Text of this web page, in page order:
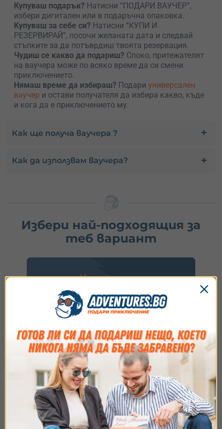
Купуваш подарък? Натисни “ПОДАРИ ВАУЧЕР”,
избери дигитален или в подаръчна опаковка.
Kупуваш за себе си? Натисни “КУПИ И
РЕЗЕРВИРАЙ”, посочи желаната дата и следвай
стъпките за да потъврдиш твоята резервация.
Чудиш се какво да подариш? Споко, притежателят
на ваучера може по всяко време да си смени
приключението.
Нямаш време да избираш? Подари универсален
ваучер и остави получателя да избира какво, къде
и кога да е приключението му.
Как ще получа ваучера ?
Как да използвам ваучера?
Избери най-подходящия за
теб вариант
Купи ваучер
Избери ваучер
Добави опаковка
3. Напиши пожелание
Идеално за подарък или ако искаш да заявиш
резервация после.
Виж опциите
Съгласие Подробности Относно
Ние използваме бисквитки. Използваме
бисквитки и подобни технологии, за да осигурим
работата на уебсайта, да подобрим